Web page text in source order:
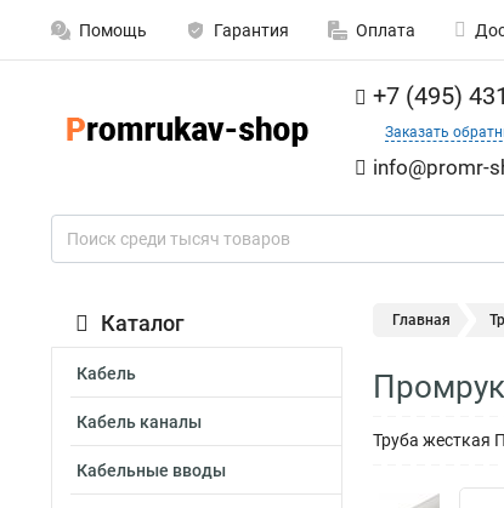
Помощь Гарантия Оплата
+7 (495)
Заказать
info@promr-
Каталог
Кабель
Кабель каналы
Кабельные вводы
Главная
Труба жесткая